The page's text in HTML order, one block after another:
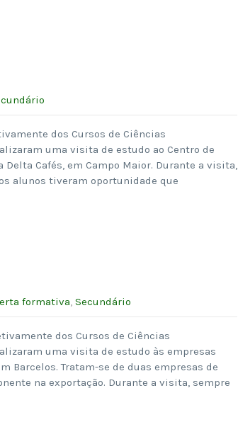
dos Cursos de Ciências
uma visita de estudo ao Centro de
Cafés, em Campo Maior. Durante a visita,
alunos tiveram oportunidade que
formativa, Secundário
dos Cursos de Ciências
uma visita de estudo às empresas
Barcelos. Tratam-se de duas empresas de
na exportação. Durante a visita, sempre